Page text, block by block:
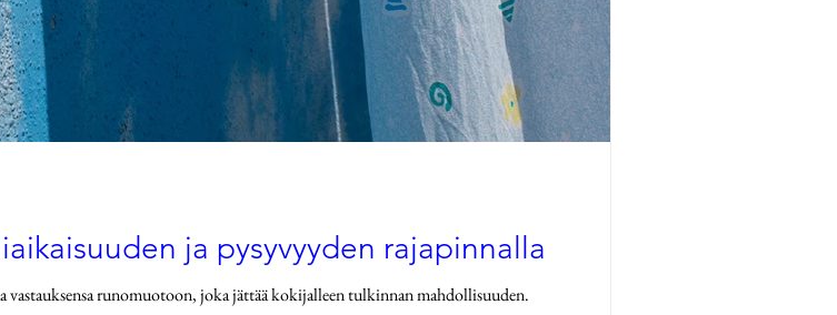
ja pysyvyyden rajapinnalla
vastauksensa runomuotoon, joka jättää kokijalleen tulkinnan mahdollisuuden.